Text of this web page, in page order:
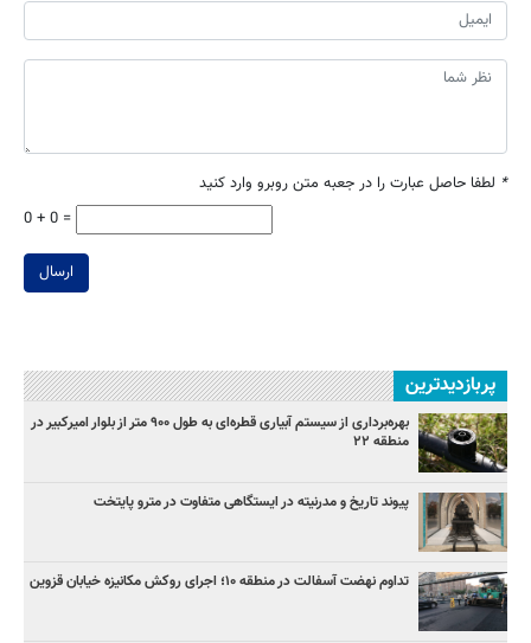
* لطفا حاصل عبارت را در جعبه متن روبرو وارد کنید
0 + 0 =
ارسال
پربازدیدترین
بهره‌برداری از سیستم آبیاری قطره‌ای به طول ۹۰۰ متر از بلوار امیرکبیر در
منطقه ۲۲
پیوند تاریخ و مدرنیته در ایستگاهی متفاوت در مترو پایتخت
تداوم نهضت آسفالت در منطقه ۱۰؛ اجرای روکش مکانیزه خیابان قزوین